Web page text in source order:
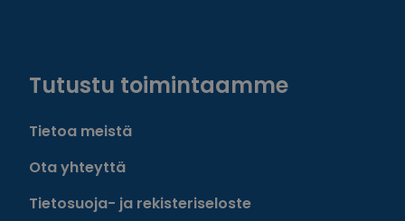
Tutustu toimintaamme
Tietoa meistä
Ota yhteyttä
Tietosuoja- ja rekisteriseloste